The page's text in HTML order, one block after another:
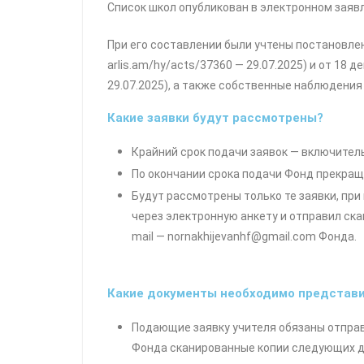
Список школ опубликован в электронном
При его составлении были учтены
arlis.am/hy/acts/37360 — 29.07.2025) и от 18
29.07.2025), а также собственные
Какие заявки будут рассмотрены?
Крайний срок подачи заявок —
По окончании срока подачи Фонд
Будут рассмотрены только те заявки,
через электронную анкету и отправил
mail — nornakhijevanhf@gmail.com Фонда.
Какие документы необходимо
Подающие заявку учителя обязаны
Фонда сканированные копии следующих